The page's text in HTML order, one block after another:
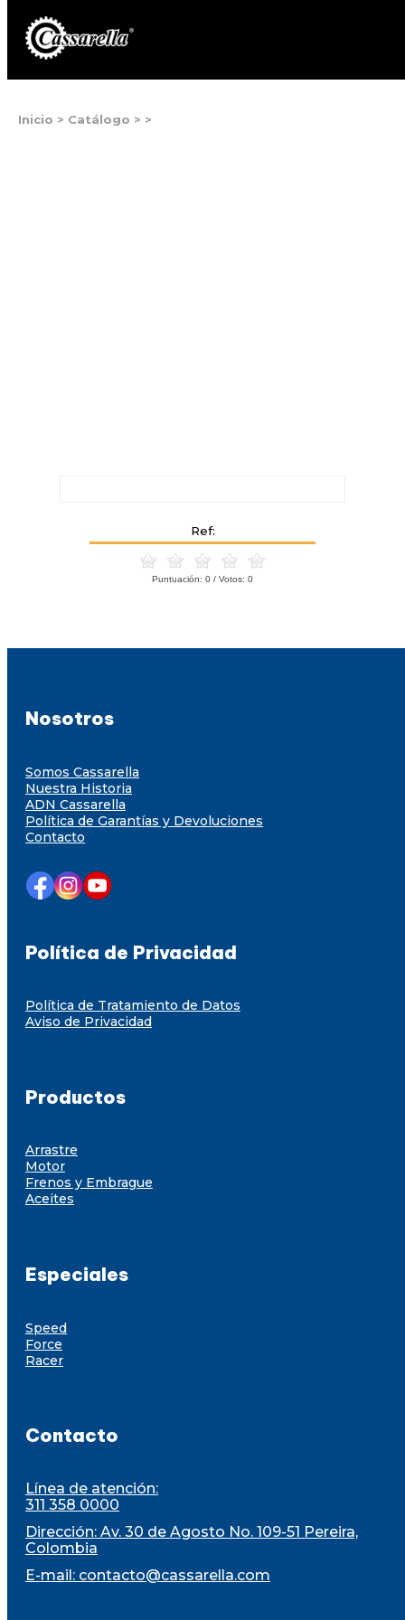
Inicio > Catálogo > >
Ref:
Puntuación: 0 / Votos: 0
Nosotros
Somos Cassarella
Nuestra Historia
ADN Cassarella
Política de Garantías y Devoluciones
Contacto
Política de Privacidad
Política de Tratamiento de Datos
Aviso de Privacidad
Productos
Arrastre
Motor
Frenos y Embrague
Aceites
Especiales
Speed
Force
Racer
Contacto
Línea de atención:
311 358 0000
Dirección: Av. 30 de Agosto No. 109-51 Pereira,
Colombia
E-mail: contacto@cassarella.com